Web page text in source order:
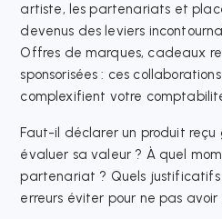
artiste, les partenariats et
devenus des leviers
Offres de marques, cadeaux
sponsorisées : ces
complexifient votre
Faut-il déclarer un produit
évaluer sa valeur ? À quel
partenariat ? Quels justificatifs
erreurs éviter pour ne pas